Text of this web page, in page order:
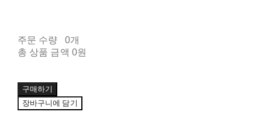
주문 수량
0개
총 상품 금액 0원
구매하기
장바구니에 담기